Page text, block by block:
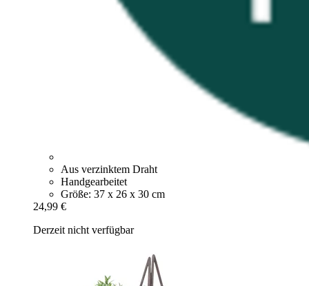
Aus verzinktem Draht
Handgearbeitet
Größe: 37 x 26 x 30 cm
24,99 €
Derzeit nicht verfügbar